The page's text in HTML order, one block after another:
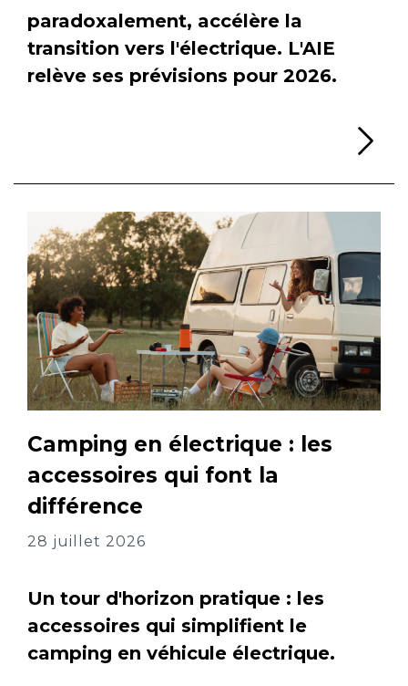
paradoxalement, accélère la
transition vers l'électrique. L'AIE
relève ses prévisions pour 2026.
Camping en électrique : les
accessoires qui font la
différence
28 juillet 2026
Un tour d'horizon pratique : les
accessoires qui simplifient le
camping en véhicule électrique.